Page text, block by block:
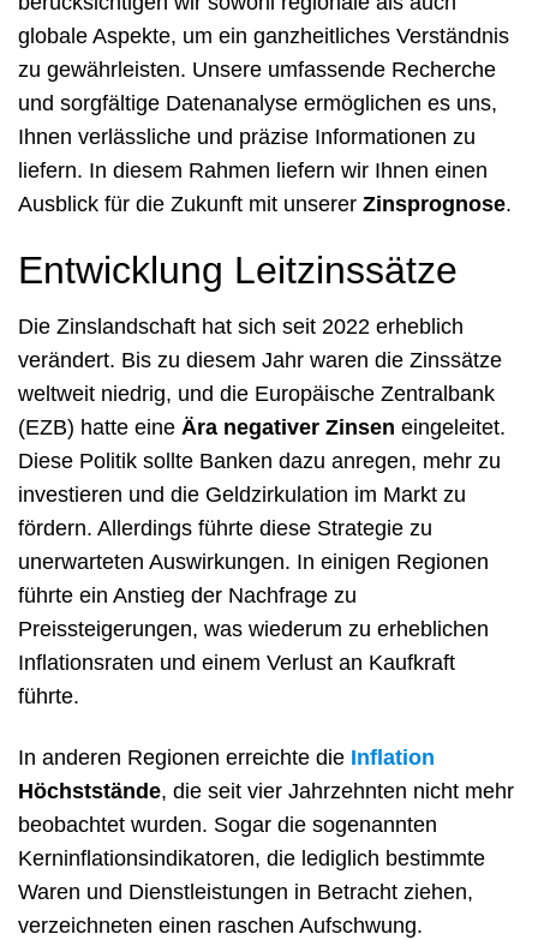
globale Aspekte, um ein ganzheitliches Verständnis
zu gewährleisten. Unsere umfassende Recherche
und sorgfältige Datenanalyse ermöglichen es uns,
Ihnen verlässliche und präzise Informationen zu
liefern. In diesem Rahmen liefern wir Ihnen einen
Ausblick für die Zukunft mit unserer Zinsprognose.
Entwicklung Leitzinssätze
Die Zinslandschaft hat sich seit 2022 erheblich
verändert. Bis zu diesem Jahr waren die Zinssätze
weltweit niedrig, und die Europäische Zentralbank
(EZB) hatte eine Ära negativer Zinsen eingeleitet.
Diese Politik sollte Banken dazu anregen, mehr zu
investieren und die Geldzirkulation im Markt zu
fördern. Allerdings führte diese Strategie zu
unerwarteten Auswirkungen. In einigen Regionen
führte ein Anstieg der Nachfrage zu
Preissteigerungen, was wiederum zu erheblichen
Inflationsraten und einem Verlust an Kaufkraft
führte.
In anderen Regionen erreichte die Inflation
Höchststände, die seit vier Jahrzehnten nicht mehr
beobachtet wurden. Sogar die sogenannten
Kerninflationsindikatoren, die lediglich bestimmte
Waren und Dienstleistungen in Betracht ziehen,
verzeichneten einen raschen Aufschwung.